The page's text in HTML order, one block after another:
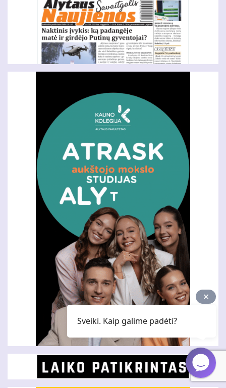
Sveiki. Kaip galime padėti?